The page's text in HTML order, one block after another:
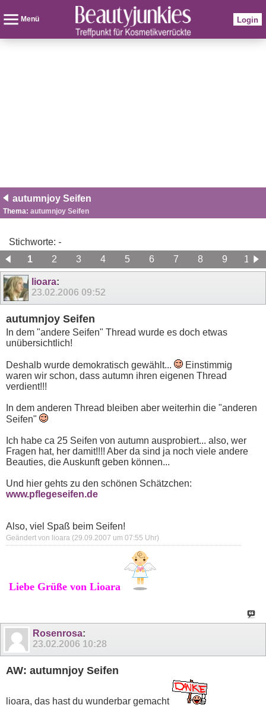
Menü Login
autumnjoy Seifen
Thema: autumnjoy Seifen
Stichworte: -
1
2 3 4 5 6 7 8 9
10
11
12
lioara:
23.02.2006 09:52
autumnjoy Seifen
In dem "andere Seifen" Thread wurde es doch etwas
unübersichtlich!
Deshalb wurde demokratisch gewählt...
Einstimmig
waren wir schon, dass autumn ihren eigenen Thread
verdient!!!
In dem anderen Thread bleiben aber weiterhin die "anderen
Seifen"
Ich habe ca 25 Seifen von autumn ausprobiert... also, wer
Fragen hat, her damit!!!! Aber da sind ja noch viele andere
Beauties, die Auskunft geben können...
Und hier gehts zu den schönen Schätzchen:
www.pflegeseifen.de
Also, viel Spaß beim Seifen!
Geändert von lioara (29.09.2007 um 07:55 Uhr)
Liebe Grüße von Lioara
Rosenrosa:
23.02.2006 10:28
AW: autumnjoy Seifen
lioara, das hast du wunderbar gemacht